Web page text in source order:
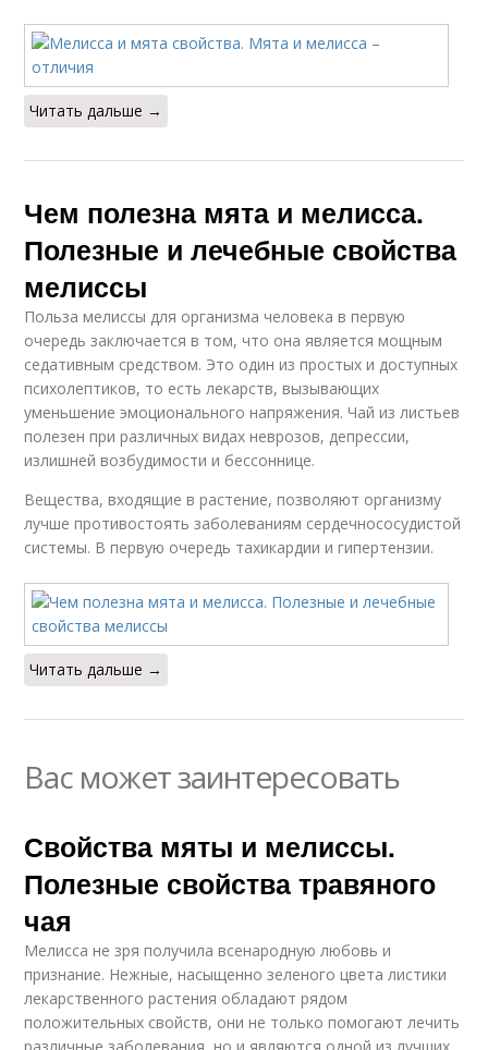
Читать дальше →
Чем полезна мята и мелисса.
Полезные и лечебные свойства
мелиссы
Польза мелиссы для организма человека в первую
очередь заключается в том, что она является мощным
седативным средством. Это один из простых и доступных
психолептиков, то есть лекарств, вызывающих
уменьшение эмоционального напряжения. Чай из листьев
полезен при различных видах неврозов, депрессии,
излишней возбудимости и бессоннице.
Вещества, входящие в растение, позволяют организму
лучше противостоять заболеваниям сердечнососудистой
системы. В первую очередь тахикардии и гипертензии.
Читать дальше →
Вас может заинтересовать
Свойства мяты и мелиссы.
Полезные свойства травяного
чая
Мелисса не зря получила всенародную любовь и
признание. Нежные, насыщенно зеленого цвета листики
лекарственного растения обладают рядом
положительных свойств, они не только помогают лечить